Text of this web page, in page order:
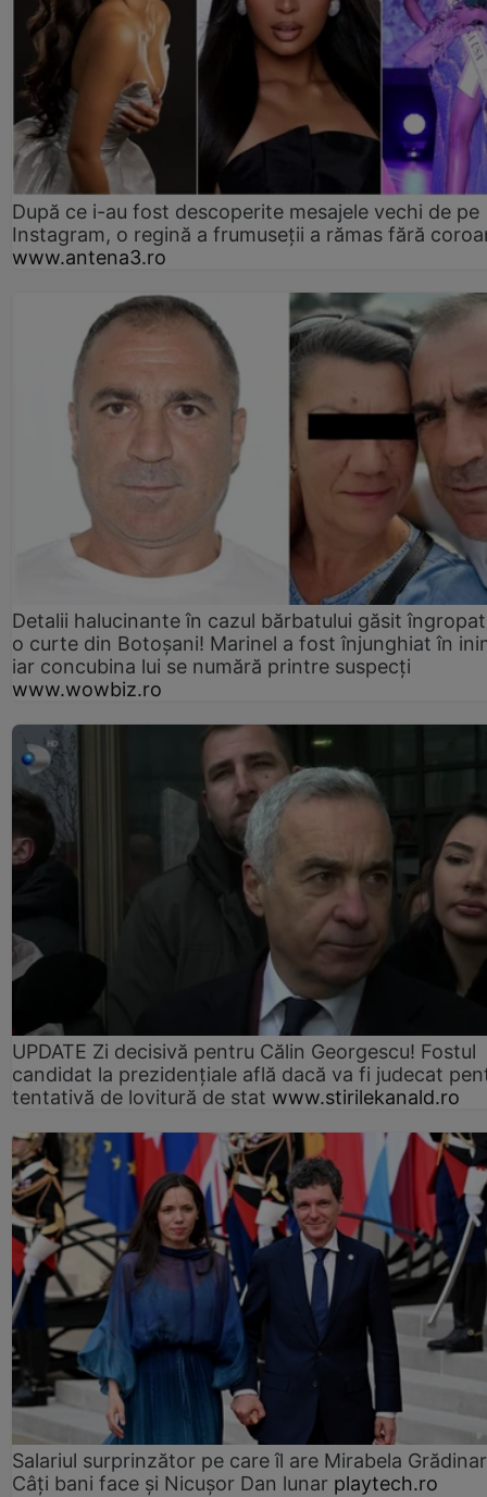
După ce i-au fost descoperite mesajele vechi de pe
Instagram, o regină a frumuseții a rămas fără
www.antena3.ro
Detalii halucinante în cazul bărbatului găsit
o curte din Botoșani! Marinel a fost înjunghiat în
iar concubina lui se numără printre suspecți
www.wowbiz.ro
UPDATE Zi decisivă pentru Călin Georgescu! Fostul
candidat la prezidențiale află dacă va fi judecat
tentativă de lovitură de stat www.stirilekanald.ro
Salariul surprinzător pe care îl are Mirabela
Câţi bani face şi Nicuşor Dan lunar playtech.ro